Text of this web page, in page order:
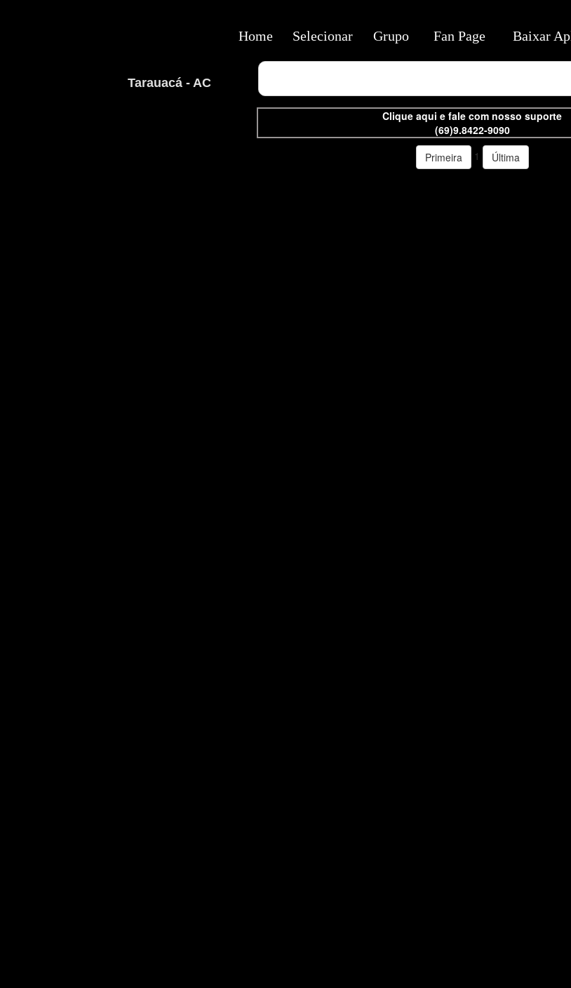
Tarauacá - AC
Clique aqui e fale com nosso suporte
(69)9.8422-9090
Primeira
1 Última
Home Selecionar Grupo Fan Page Baixar